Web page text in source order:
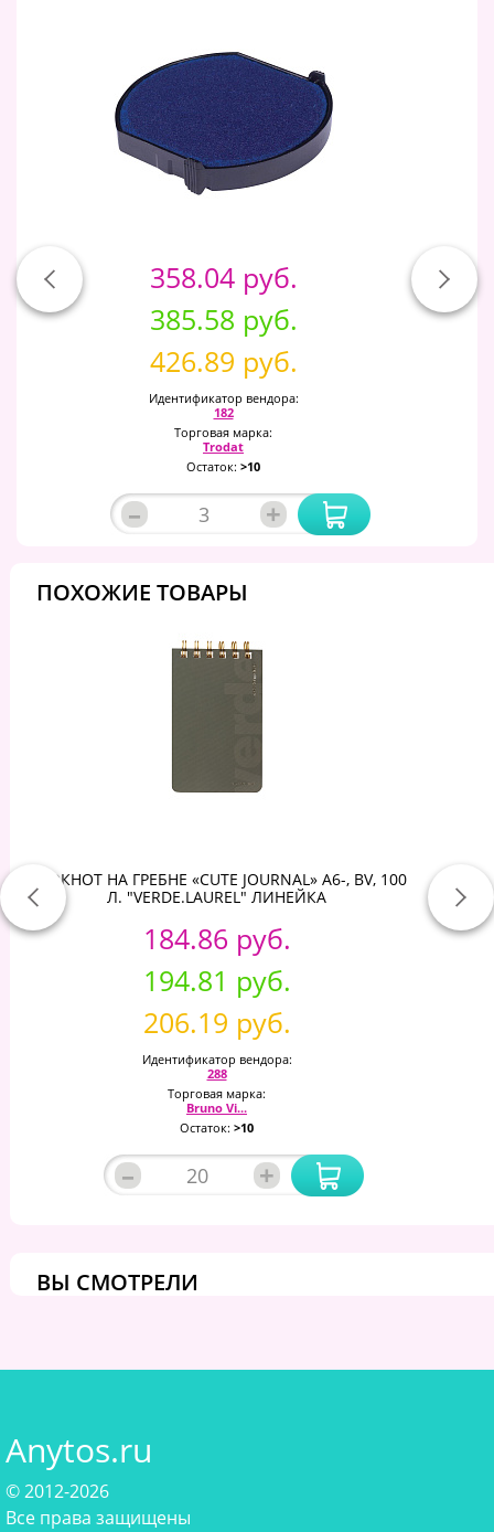
358.04 руб.
385.58 руб.
426.89 руб.
Идентификатор вендора:
182
Торговая марка:
Trodat
Остаток: >10
– +
ПОХОЖИЕ ТОВАРЫ
БЛОКНОТ НА ГРЕБНЕ «CUTE JOURNAL» A6-, BV, 100
Л. "VERDE.LAUREL" ЛИНЕЙКА
184.86 руб.
194.81 руб.
206.19 руб.
Идентификатор вендора:
288
Торговая марка:
Bruno Vi...
Остаток: >10
– +
ВЫ СМОТРЕЛИ
Anytos.ru
© 2012-2026
Все права защищены